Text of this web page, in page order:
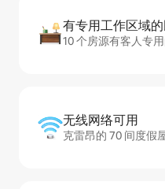
有专用工作区域
10 个房源有客人专
无线网络可用
克雷昂的 70 间度假